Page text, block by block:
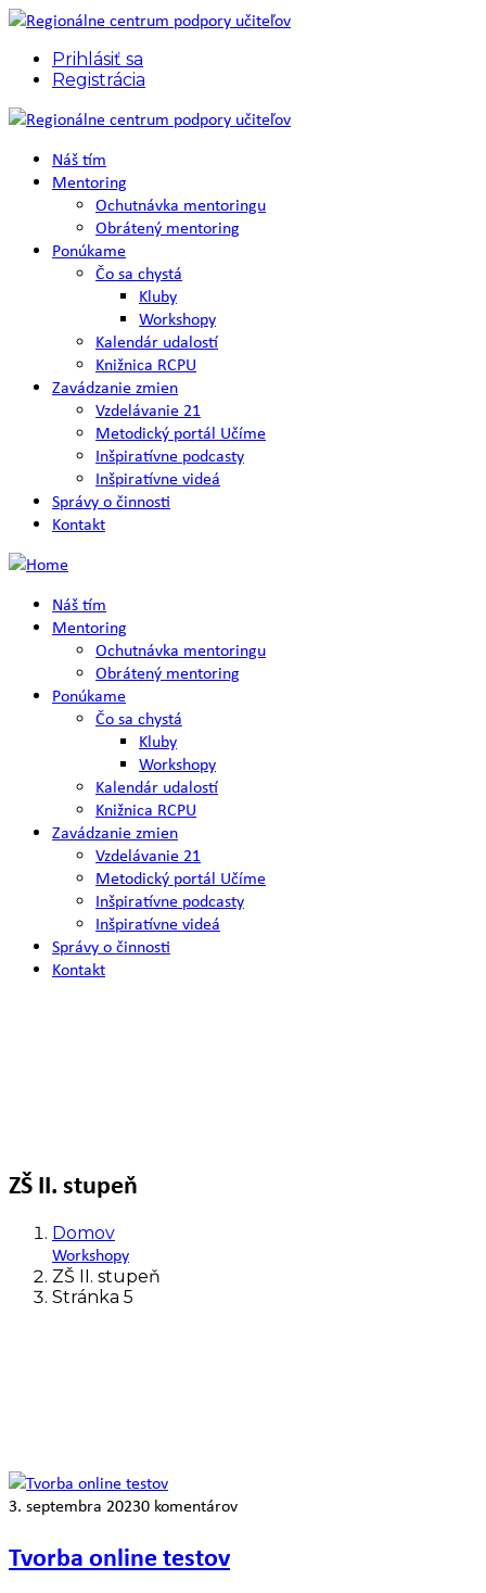
Prihlásiť sa
Registrácia
Náš tím
Mentoring
Ochutnávka mentoringu
Obrátený mentoring
Ponúkame
Čo sa chystá
Kluby
Workshopy
Kalendár udalostí
Knižnica RCPU
Zavádzanie zmien
Vzdelávanie 21
Metodický portál Učíme
Inšpiratívne podcasty
Inšpiratívne videá
Správy o činnosti
Kontakt
Náš tím
Mentoring
Ochutnávka mentoringu
Obrátený mentoring
Ponúkame
Čo sa chystá
Kluby
Workshopy
Kalendár udalostí
Knižnica RCPU
Zavádzanie zmien
Vzdelávanie 21
Metodický portál Učíme
Inšpiratívne podcasty
Inšpiratívne videá
Správy o činnosti
Kontakt
ZŠ II. stupeň
Domov
Workshopy
ZŠ II. stupeň
Stránka 5
3. septembra 20230 komentárov
Tvorba online testov